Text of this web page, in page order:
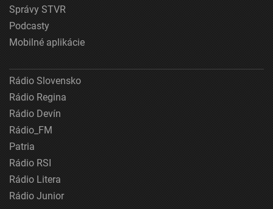
Správy STVR
Podcasty
Mobilné aplikácie
Rádio Slovensko
Rádio Regina
Rádio Devín
Rádio_FM
Patria
Rádio RSI
Rádio Litera
Rádio Junior